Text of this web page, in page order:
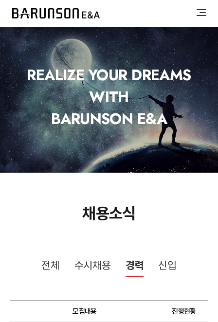
REALIZE YOUR DREAMS
WITH
BARUNSON E&A
채용소식
전체 수시채용 경력 신입
모집내용 진행현황